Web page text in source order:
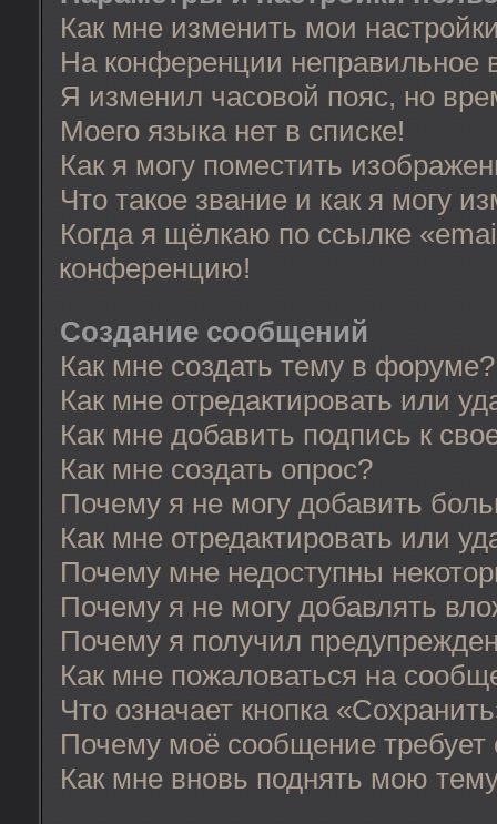
Как мне изменить мои
На конференции неправильное
Я изменил часовой пояс, но
Моего языка нет в списке!
Как я могу поместить
Что такое звание и как я могу
Когда я щёлкаю по ссылке
конференцию!
Создание сообщений
Как мне создать тему в форуме?
Как мне отредактировать или
Как мне добавить подпись к
Как мне создать опрос?
Почему я не могу добавить
Как мне отредактировать или
Почему мне недоступны
Почему я не могу добавлять
Почему я получил
Как мне пожаловаться на
Что означает кнопка
Почему моё сообщение требует
Как мне вновь поднять мою